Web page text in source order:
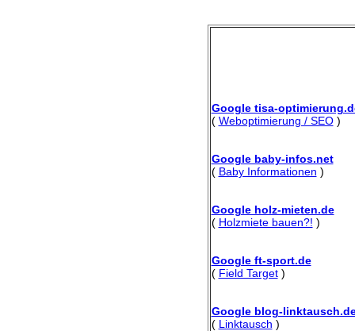
Google tisa-
( Weboptimierung / SEO)
Google baby-infos.net
( Baby Informationen )
Google holz-mieten.de
( Holzmiete bauen?! )
Google ft-sport.de
( Field Target)
Google blog-
( Linktausch )